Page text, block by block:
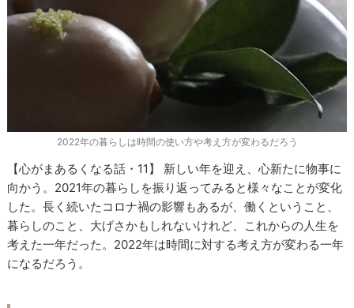
2022年の暮らしは時間の使い方や考え方が変わるだろう
【心がまあるくなる話・11】 新しい年を迎え、心新たに物事に
向かう。2021年の暮らしを振り返ってみると様々なことが変化
した。長く続いたコロナ禍の影響もあるが、働くということ、
暮らしのこと、大げさかもしれないけれど、これからの人生を
考えた一年だった。2022年は時間に対する考え方が変わる一年
になるだろう。